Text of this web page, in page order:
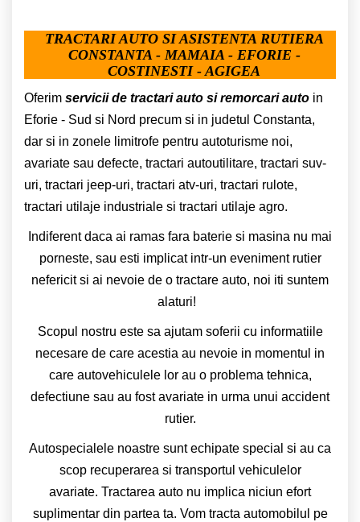
TRACTARI AUTO SI ASISTENTA RUTIERA
CONSTANTA - MAMAIA - EFORIE -
COSTINESTI - AGIGEA
Oferim servicii de tractari auto si remorcari auto in
Eforie - Sud si Nord precum si in judetul Constanta,
dar si in zonele limitrofe pentru autoturisme noi,
avariate sau defecte, tractari autoutilitare, tractari suv-
uri, tractari jeep-uri, tractari atv-uri, tractari rulote,
tractari utilaje industriale si tractari utilaje agro.
Indiferent daca ai ramas fara baterie si masina nu mai
porneste, sau esti implicat intr-un eveniment rutier
nefericit si ai nevoie de o tractare auto, noi iti suntem
alaturi!
Scopul nostru este sa ajutam soferii cu informatiile
necesare de care acestia au nevoie in momentul in
care autovehiculele lor au o problema tehnica,
defectiune sau au fost avariate in urma unui accident
rutier.
Autospecialele noastre sunt echipate special si au ca
scop recuperarea si transportul vehiculelor
avariate. Tractarea auto nu implica niciun efort
suplimentar din partea ta. Vom tracta automobilul pe